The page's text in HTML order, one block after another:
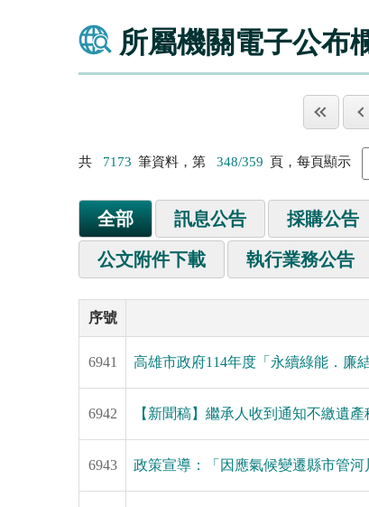
所屬機關電子公布
共 7173 筆資料，第 348/359 頁，每頁顯示
全部 訊息公告 採購公告
公文附件下載 執行業務公告
序號
6941 高雄市政府114年度「永續綠能．廉
6942 【新聞稿】繼承人收到通知不繳遺
6943 政策宣導：「因應氣候變遷縣市管